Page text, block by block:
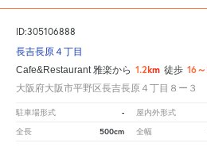
ID:305106888
長吉長原４丁目
Cafe&Restaurant 雅楽から 1.2km 徒歩 16
大阪府大阪市平野区長吉長原４丁目８ー３
駐車場形式 - 屋内外形式
全長 500cm 全幅